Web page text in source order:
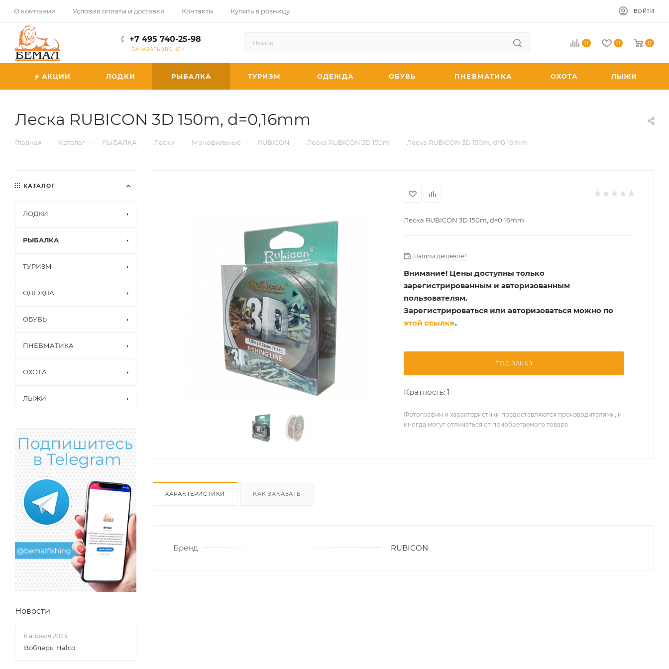
О компании Условия оплаты и доставки Контакты Купить в розницу ВОЙТИ
+7 495 740-25-98
ЗАКАЗАТЬ ЗВОНОК
0 0 0
АКЦИИ ЛОДКИ РЫБАЛКА ТУРИЗМ ОДЕЖДА ОБУВЬ ПНЕВМАТИКА ОХОТА ЛЫЖИ
Леска RUBICON 3D 150m, d=0,16mm
Главная — Каталог — РЫБАЛКА — Лески — Монофильные — RUBICON — Леска RUBICON 3D 150m — Леска RUBICON 3D 150m, d=0,16mm
Леска RUBICON 3D 150m, d=0,16mm
Нашли дешевле?
Внимание! Цены доступны только
зарегистрированным и авторизованным
пользователям.
Зарегистрироваться или авторизоваться можно по
этой ссылке.
ПОД ЗАКАЗ
Кратность: 1
Фотографии и характеристики предоставляются производителями, и
иногда могут отличаться от приобретаемого товара
ХАРАКТЕРИСТИКИ КАК ЗАКАЗАТЬ
Бренд RUBICON
КАТАЛОГ
ЛОДКИ
РЫБАЛКА
ТУРИЗМ
ОДЕЖДА
ОБУВЬ
ПНЕВМАТИКА
ОХОТА
ЛЫЖИ
Новости
6 апреля 2023
Воблеры Halco